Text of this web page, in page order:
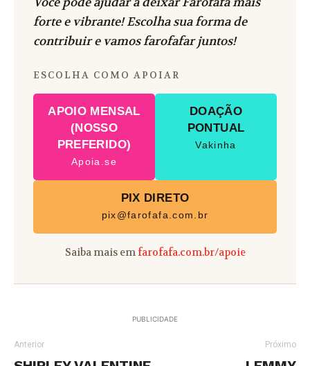
forte e vibrante! Escolha sua forma de
contribuir e vamos farofafar juntos!
ESCOLHA COMO APOIAR
APOIO MENSAL
(NOSSO
PREFERIDO)
Apoia.se
DOAÇÃO
PONTUAL
Vakinha
PIX DIRETO
pix@farofafa.com.br
Saiba mais emfarofafa.com.br/apoie
PUBLICIDADE
Anterior Próximo